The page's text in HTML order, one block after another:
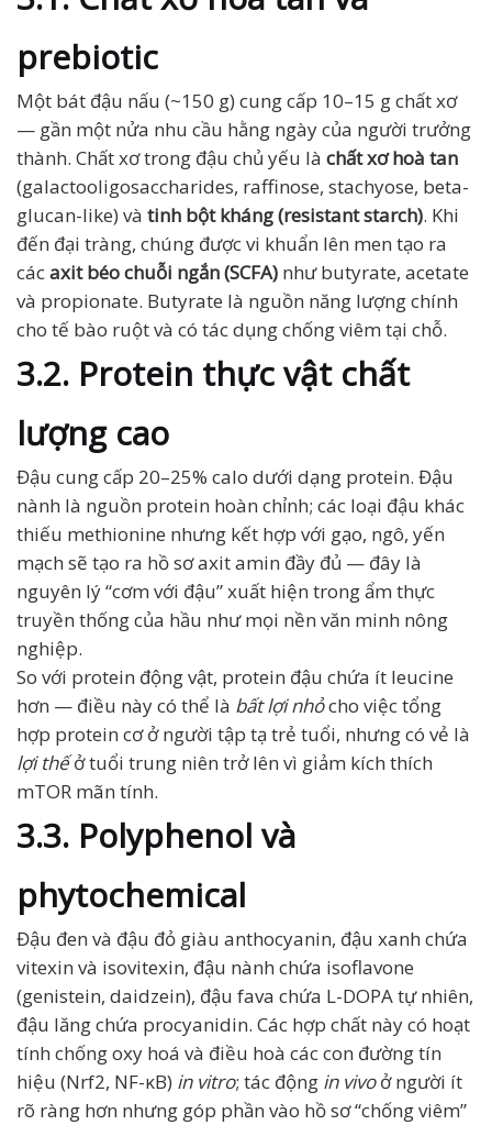
prebiotic
Một bát đậu nấu (~150 g) cung cấp 10–15 g chất xơ
— gần một nửa nhu cầu hằng ngày của người trưởng
thành. Chất xơ trong đậu chủ yếu là chất xơ hoà tan
(galactooligosaccharides, raffinose, stachyose, beta-
glucan-like) và tinh bột kháng (resistant starch). Khi
đến đại tràng, chúng được vi khuẩn lên men tạo ra
cácaxit béo chuỗi ngắn (SCFA) như butyrate, acetate
và propionate. Butyrate là nguồn năng lượng chính
cho tế bào ruột và có tác dụng chống viêm tại chỗ.
3.2. Protein thực vật chất
lượng cao
Đậu cung cấp 20–25% calo dưới dạng protein. Đậu
nành là nguồn protein hoàn chỉnh; các loại đậu khác
thiếu methionine nhưng kết hợp với gạo, ngô, yến
mạch sẽ tạo ra hồ sơ axit amin đầy đủ — đây là
nguyên lý “cơm với đậu” xuất hiện trong ẩm thực
truyền thống của hầu như mọi nền văn minh nông
nghiệp.
So với protein động vật, protein đậu chứa ít leucine
hơn — điều này có thể là bất lợi nhỏcho việc tổng
hợp protein cơ ở người tập tạ trẻ tuổi, nhưng có vẻ là
lợi thếở tuổi trung niên trở lên vì giảm kích thích
mTOR mãn tính.
3.3. Polyphenol và
phytochemical
Đậu đen và đậu đỏ giàu anthocyanin, đậu xanh chứa
vitexin và isovitexin, đậu nành chứa isoflavone
(genistein, daidzein), đậu fava chứa L-DOPA tự nhiên,
đậu lăng chứa procyanidin. Các hợp chất này có hoạt
tính chống oxy hoá và điều hoà các con đường tín
hiệu (Nrf2, NF-κB) in vitro; tác động in vivoở người ít
rõ ràng hơn nhưng góp phần vào hồ sơ “chống viêm”